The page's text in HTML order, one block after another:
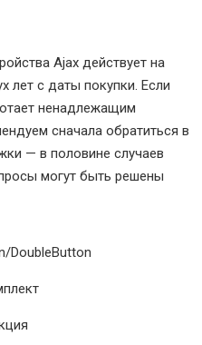
Ajax действует на
лет с даты покупки. Если
ненадлежащим
сначала обратиться в
— в половине случаев
могут быть решены
DoubleButton